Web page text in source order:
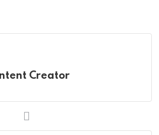
Creator